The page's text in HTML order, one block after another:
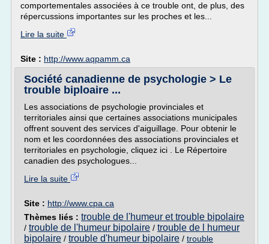
comportementales associées à ce trouble ont, de plus, des
répercussions importantes sur les proches et les...
Lire la suite
Site : http://www.aqpamm.ca
Société canadienne de psychologie > Le
trouble biploaire ...
Les associations de psychologie provinciales et
territoriales ainsi que certaines associations municipales
offrent souvent des services d'aiguillage. Pour obtenir le
nom et les coordonnées des associations provinciales et
territoriales en psychologie, cliquez ici . Le Répertoire
canadien des psychologues...
Lire la suite
Site : http://www.cpa.ca
Thèmes liés : trouble de l'humeur et trouble bipolaire
/ trouble de l'humeur bipolaire / trouble de l humeur
bipolaire / trouble d'humeur bipolaire / trouble